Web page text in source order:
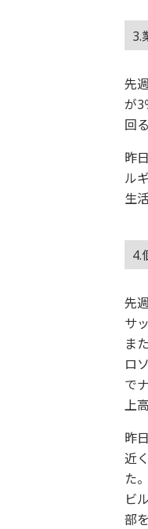
3.
先
が3
回
昨
ル
生
4.
先
サ
ま
ロ
で
上
昨
近
た
ビ
部